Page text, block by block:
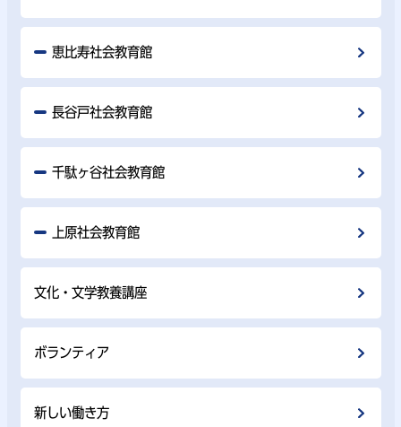
恵比寿社会教育館
長谷戸社会教育館
千駄ヶ谷社会教育館
上原社会教育館
文化・文学教養講座
ボランティア
新しい働き方